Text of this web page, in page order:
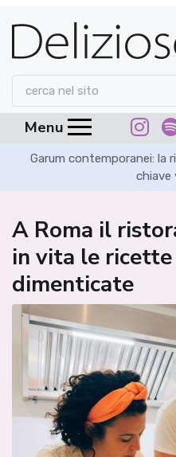
Menu
Garum contemporanei: la
chiave
A Roma il
in vita le
dimenticate